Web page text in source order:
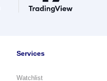
Services
Watchlist